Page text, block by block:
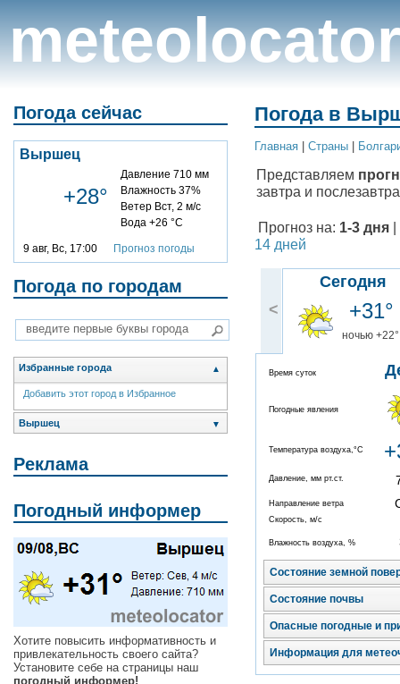
meteolocator
Погода сейчас
Выршец
+28°
Давление 710 мм
Влажность 37%
Ветер Вст, 2 м/с
Вода +26 °C
9 авг, Вс, 17:00 Прогноз погоды
Погода по городам
Избранные города ▲
Добавить этот город в Избранное
Выршец ▼
Реклама
Погодный информер
Хотите повысить информативность и
привлекательность своего сайта?
Установите себе на страницы наш
погодный информер!
Погода в
Главная Cтраны
Представляем
завтра и
Прогноз на: 1-3 дня
14 дней
<
Сегодня
+31°
ночью +22°
Время суток
Погодные явления
Температура воздуха,°C
Давление, мм рт.ст.
Направление ветра
Скорость, м/с
Влажность воздуха, %
Состояние земной
Состояние почвы
Опасные погодные и
Информация для